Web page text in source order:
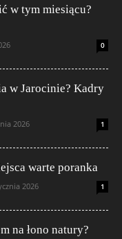
w tym miesiącu?
0
w Jarocinie? Kadry
2026 1
warte poranka
2026 1
na łono natury?